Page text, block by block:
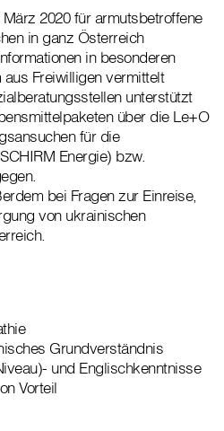
2020 für armutsbetroffene
in ganz Österreich
in besonderen
aus Freiwilligen vermittelt
unterstützt
über die Le+O
für die
Energie) bzw.
bei Fragen zur Einreise,
von ukrainischen
Grundverständnis
und Englischkenntnisse
Vorteil